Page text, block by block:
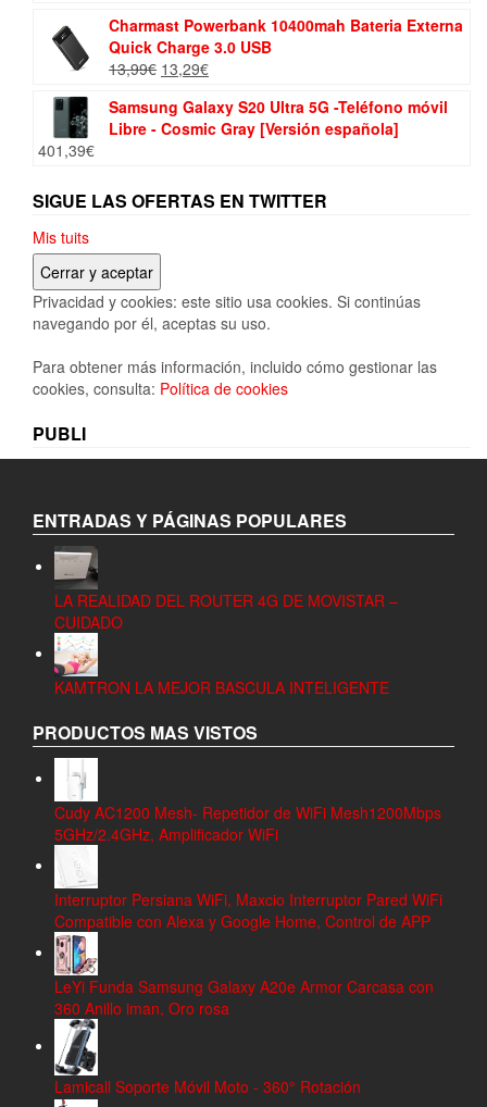
Charmast Powerbank 10400mah Bateria Externa
Quick Charge 3.0 USB
13,99€ El
original
era:
13,29€El
actual
es:
Samsung Galaxy S20 Ultra 5G -Teléfono móvil
Libre - Cosmic Gray [Versión española]
401,39€
SIGUE LAS OFERTAS EN TWITTER
Mis tuits
Privacidad y cookies: este sitio usa cookies. Si continúas
navegando por él, aceptas su uso.
Para obtener más información, incluido cómo gestionar las
cookies, consulta: Política de cookies
PUBLI
ENTRADAS Y PÁGINAS POPULARES
LA REALIDAD DEL ROUTER 4G DE MOVISTAR –
CUIDADO
KAMTRON LA MEJOR BASCULA INTELIGENTE
PRODUCTOS MAS VISTOS
Cudy AC1200 Mesh- Repetidor de WiFi Mesh1200Mbps
5GHz/2.4GHz, Amplificador WiFi
Interruptor Persiana WiFi, Maxcio Interruptor Pared WiFi
Compatible con Alexa y Google Home, Control de APP
LeYi Funda Samsung Galaxy A20e Armor Carcasa con
360 Anillo iman, Oro rosa
Lamicall Soporte Móvil Moto - 360° Rotación